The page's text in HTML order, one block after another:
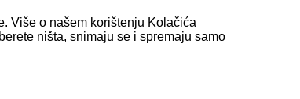
Više o našem korištenju Kolačića
ništa, snimaju se i spremaju samo